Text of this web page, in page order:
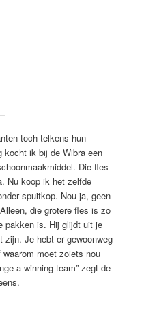
toch telkens hun
kocht ik bij de Wibra een
Die fles
Nu koop ik het zelfde
spuitkop. Nou ja, geen
die grotere fles is zo
pakken is. Hij glijdt uit je
zijn. Je hebt er gewoonweg
moet zoiets nou
a winning team” zegt de